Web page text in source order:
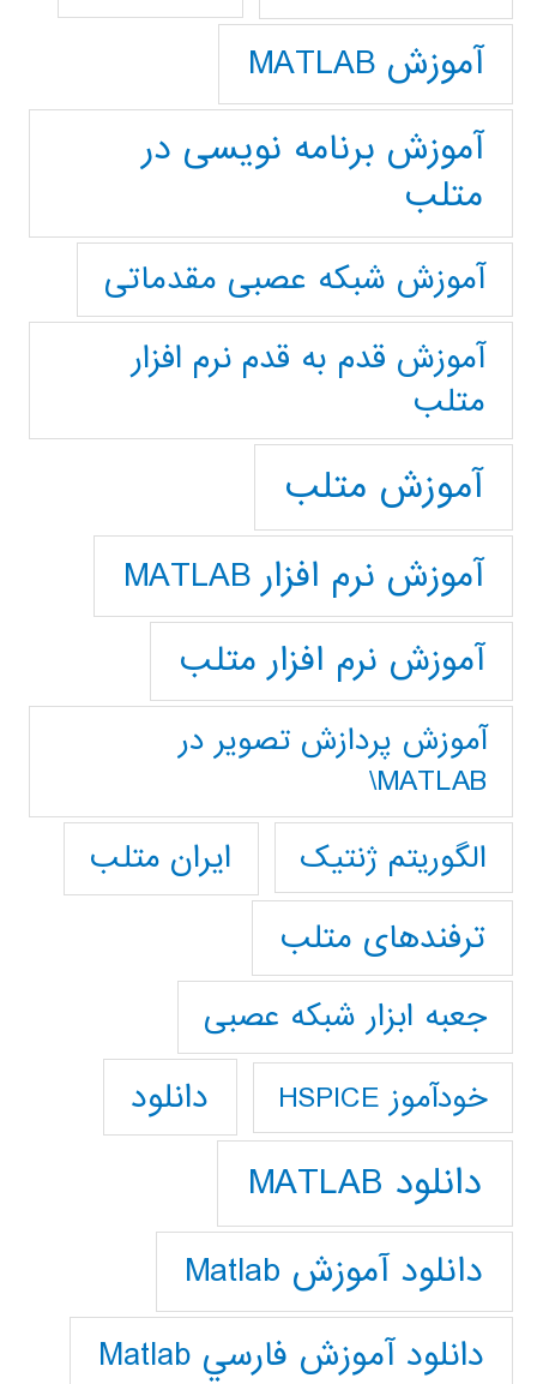
آموزش MATLAB
آموزش برنامه نویسی در
متلب
آموزش شبکه عصبی مقدماتی
آموزش قدم به قدم نرم افزار
متلب
آموزش متلب
آموزش نرم افزار MATLAB
آموزش نرم افزار متلب
آموزش پردازش تصوير در
MATLAB\
الگوریتم ژنتیک
ایران متلب
ترفندهای متلب
جعبه ابزار شبکه عصبی
خودآموز HSPICE دانلود
دانلود MATLAB
دانلود آموزش Matlab
دانلود آموزش فارسي Matlab